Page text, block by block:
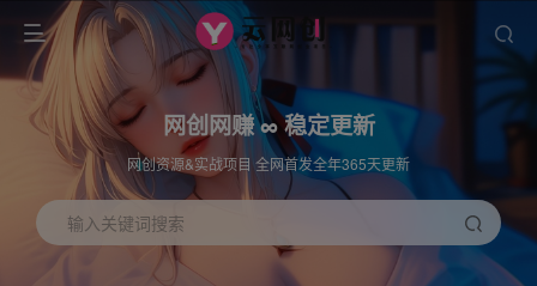
网创网赚 ∞ 稳定更新
网创资源&实战项目 全网首发全年365天更新
输入关键词搜索